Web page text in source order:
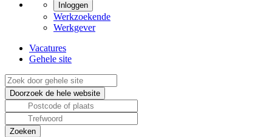
Inloggen
Werkzoekende
Werkgever
Vacatures
Gehele site